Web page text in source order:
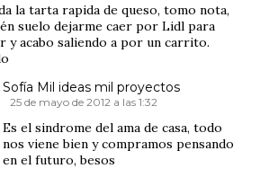
la tarta rapida de queso, tomo nota,
suelo dejarme caer por Lidl para
y acabo saliendo a por un carrito.
Sofía Mil ideas mil proyectos
25 de mayo de 2012 a las 1:32
Es el sindrome del ama de casa, todo
nos viene bien y compramos pensando
en el futuro, besos